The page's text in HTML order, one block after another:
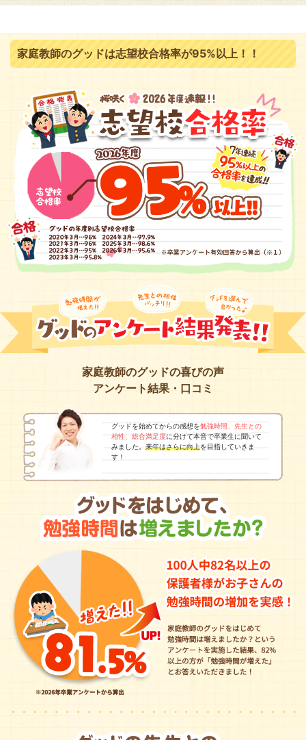
家庭教師のグッドは志望校合格率が95%以上！！
家庭教師のグッドの喜びの声
アンケート結果・口コミ
グッドを始めてからの感想を勉強時間、先生との
相性、総合満足度に分けて本音で卒業生に聞いて
みました。来年はさらに向上を目指していきま
す！